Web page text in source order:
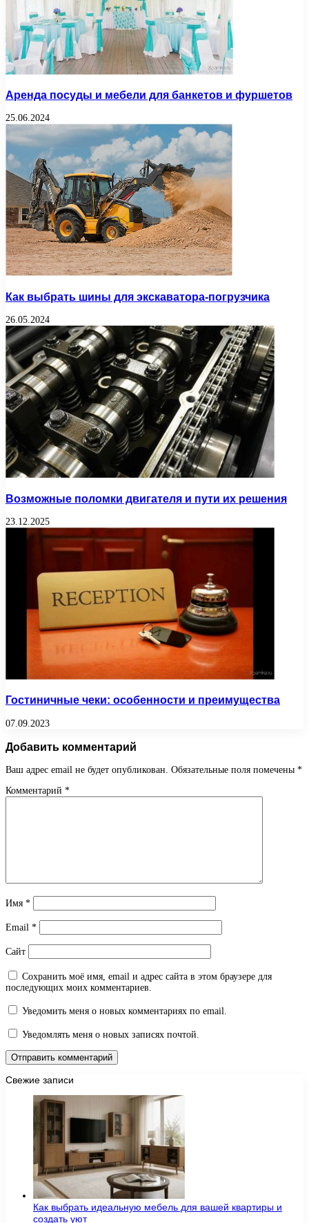
Аренда посуды и мебели для банкетов и фуршетов
25.06.2024
Как выбрать шины для экскаватора-погрузчика
26.05.2024
Возможные поломки двигателя и пути их решения
23.12.2025
Гостиничные чеки: особенности и преимущества
07.09.2023
Добавить комментарий
Ваш адрес email не будет опубликован. Обязательные поля помечены *
Комментарий *
Имя *
Email *
Сайт
Сохранить моё имя, email и адрес сайта в этом браузере для
последующих моих комментариев.
Уведомить меня о новых комментариях по email.
Уведомлять меня о новых записях почтой.
Свежие записи
Как выбрать идеальную мебель для вашей квартиры и
создать уют